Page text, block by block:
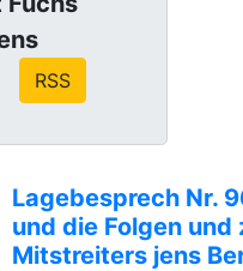
RSS
Lagebesprech Nr.
und die Folgen
Mitstreiters jens